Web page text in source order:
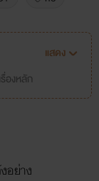
แสดง
องหลัก
อย่าง